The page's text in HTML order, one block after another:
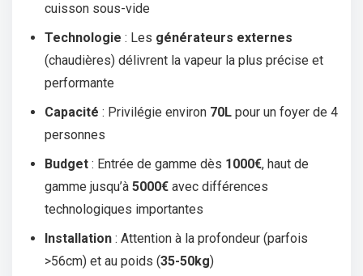
cuisson sous-vide
Technologie : Les générateurs externes
(chaudières) délivrent la vapeur la plus précise et
performante
Capacité : Privilégie environ 70L pour un foyer de 4
personnes
Budget : Entrée de gamme dès 1000€, haut de
gamme jusqu’à 5000€ avec différences
technologiques importantes
Installation : Attention à la profondeur (parfois
>56cm) et au poids (35-50kg)